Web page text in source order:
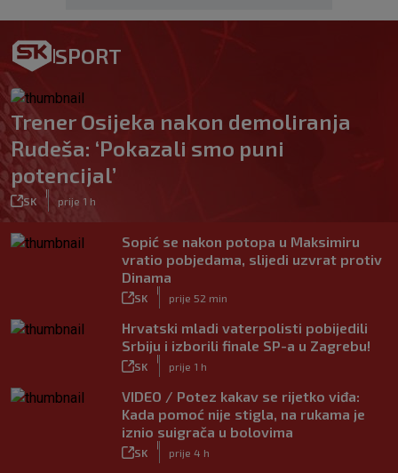
SPORT
Trener Osijeka nakon demoliranja
Rudeša: ‘Pokazali smo puni
potencijal’
SK prije 1 h
Sopić se nakon potopa u Maksimiru
vratio pobjedama, slijedi uzvrat protiv
Dinama
SK prije 52 min
Hrvatski mladi vaterpolisti pobijedili
Srbiju i izborili finale SP-a u Zagrebu!
SK prije 1 h
VIDEO / Potez kakav se rijetko viđa:
Kada pomoć nije stigla, na rukama je
iznio suigrača u bolovima
SK prije 4 h